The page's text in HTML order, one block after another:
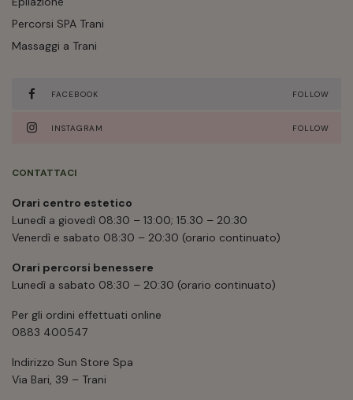
Gennaio 2020
Percorsi SPA Trani
Massaggi a Trani
FACEBOOK FOLLOW
INSTAGRAM FOLLOW
CONTATTACI
Orari centro estetico
Lunedì a giovedì 08:30 – 13:00; 15.30 – 20:30
Venerdì e sabato 08:30 – 20:30 (orario continuato)
Orari percorsi benessere
Lunedì a sabato 08:30 – 20:30 (orario continuato)
Per gli ordini effettuati online
0883 400547
Indirizzo Sun Store Spa
Via Bari, 39 – Trani